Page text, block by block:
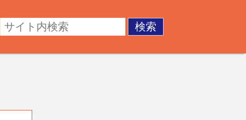
。不動産の調査・測量・登記など。あなたの悩